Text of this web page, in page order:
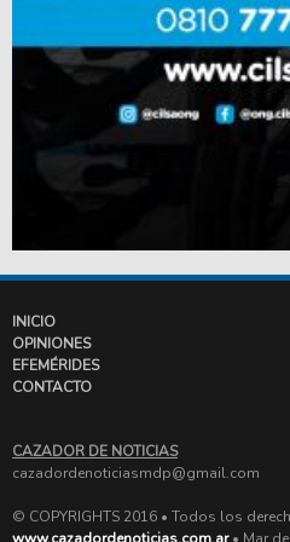
INICIO
OPINIONES
EFEMÉRIDES
CONTACTO
CAZADOR DE NOTICIAS
cazadordenoticiasmdp@gmail.com
© COPYRIGHTS 2016 • Todos los